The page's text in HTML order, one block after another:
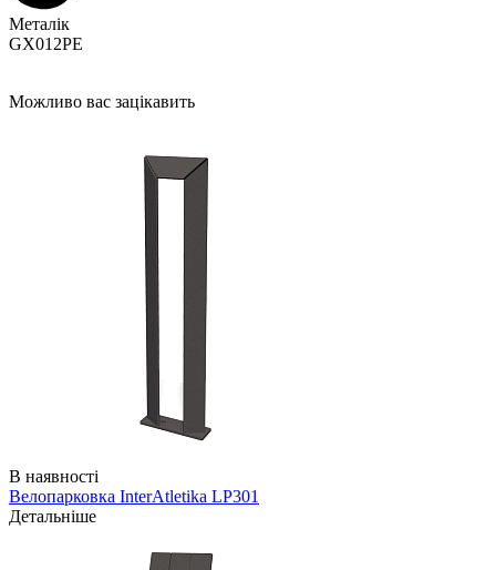
Металік
GX012PE
Можливо вас зацікавить
В наявності
Велопарковка InterAtletika LP301
Детальніше